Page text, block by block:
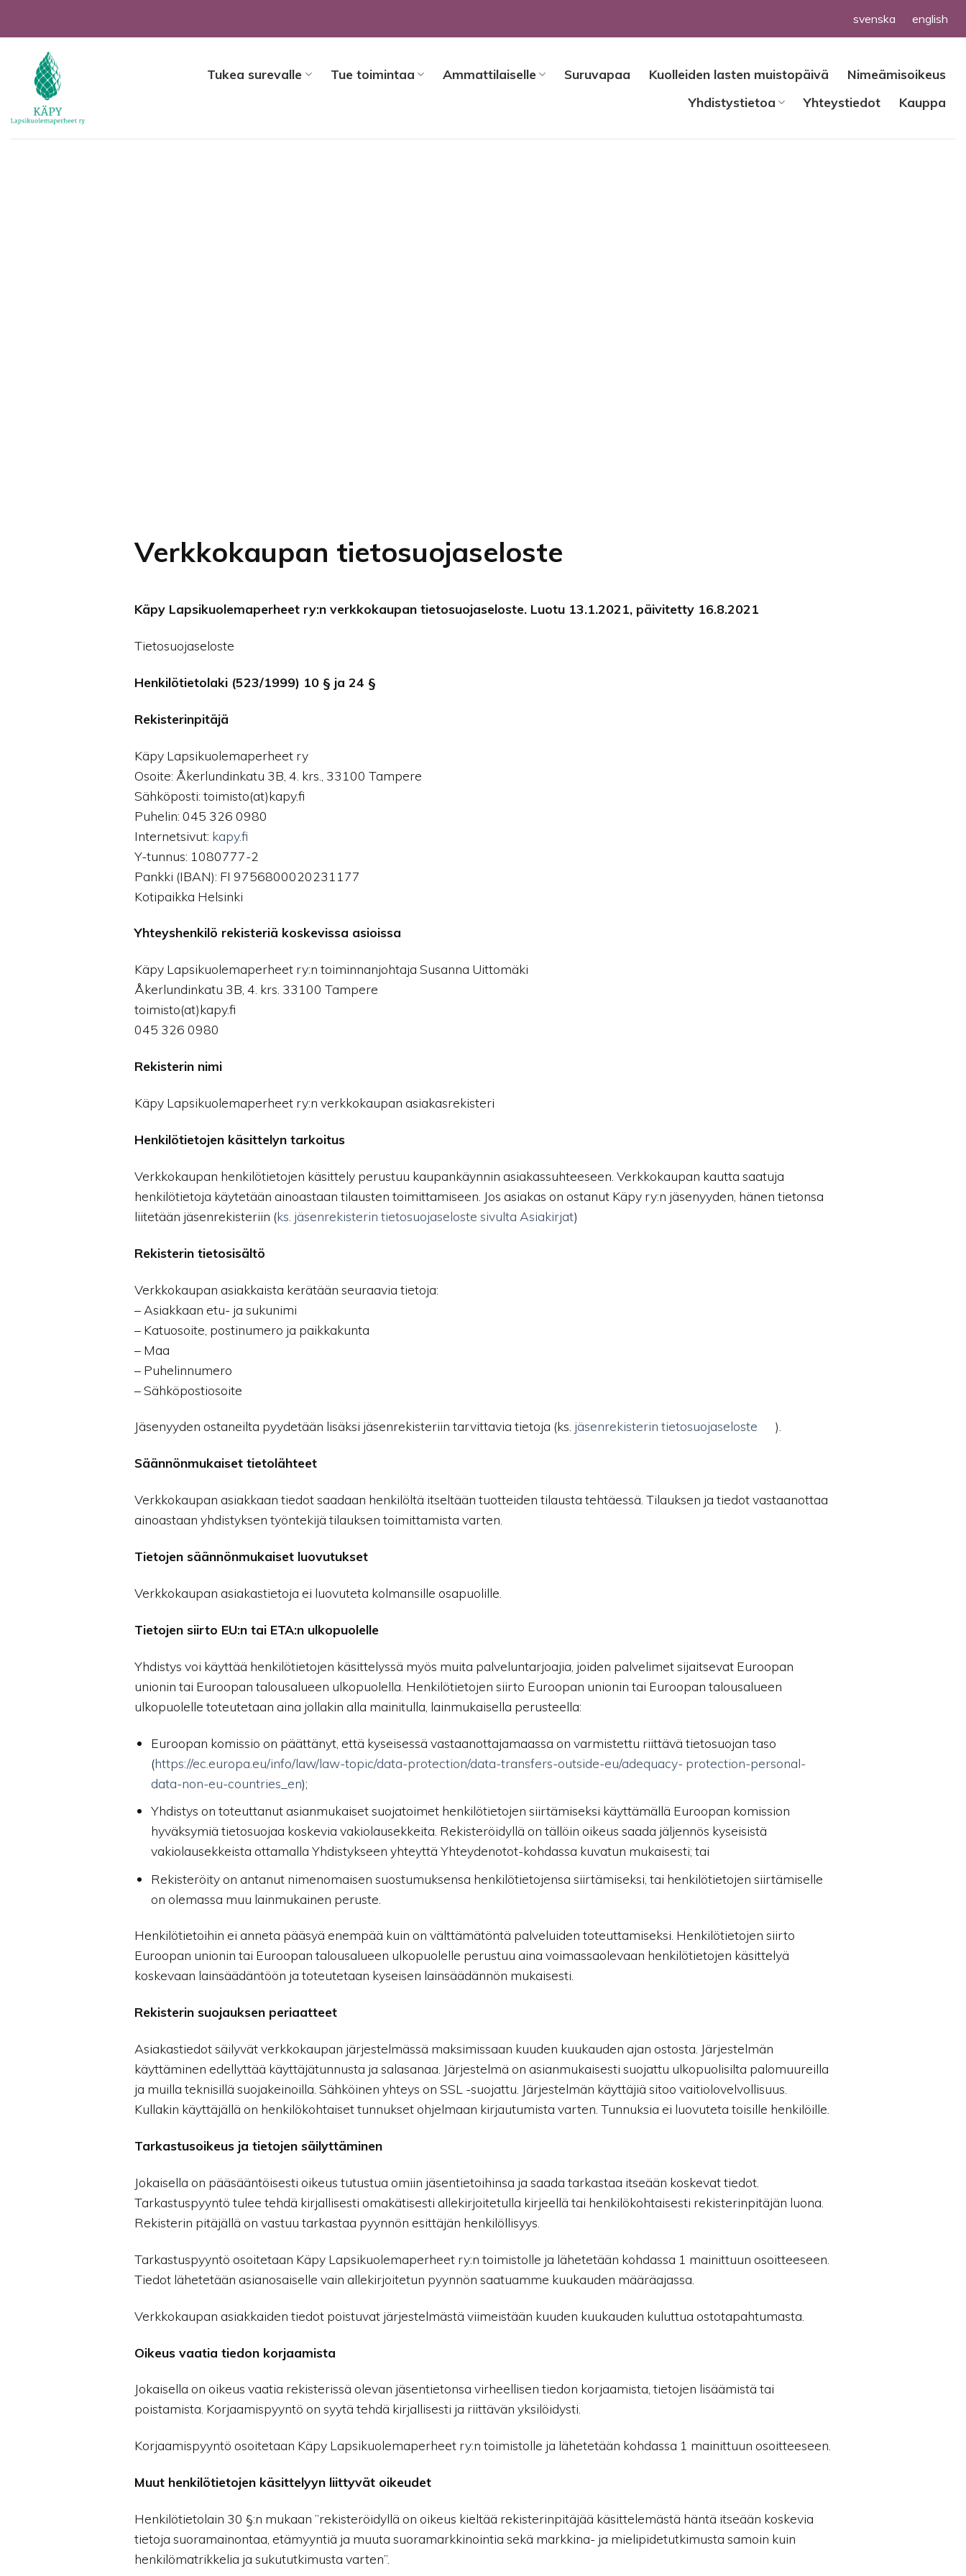
svenska english
Tukea surevalle Tue toimintaa Ammattilaiselle Suruvapaa Kuolleiden lasten muistopäivä
Nimeämisoikeus
Yhdistystietoa
Yhteystiedot Kauppa
Verkkokaupan tietosuojaseloste
Käpy Lapsikuolemaperheet ry:n verkkokaupan tietosuojaseloste. Luotu 13.1.2021, päivitetty 16.8.2021
Tietosuojaseloste
Henkilötietolaki (523/1999) 10 § ja 24 §
Rekisterinpitäjä
Käpy Lapsikuolemaperheet ry
Osoite: Åkerlundinkatu 3B, 4. krs., 33100 Tampere
Sähköposti: toimisto(at)kapy.fi
Puhelin: 045 326 0980
Internetsivut: kapy.fi
Y-tunnus: 1080777-2
Pankki (IBAN): FI 9756800020231177
Kotipaikka Helsinki
Yhteyshenkilö rekisteriä koskevissa asioissa
Käpy Lapsikuolemaperheet ry:n toiminnanjohtaja Susanna Uittomäki
Åkerlundinkatu 3B, 4. krs. 33100 Tampere
toimisto(at)kapy.fi
045 326 0980
Rekisterin nimi
Käpy Lapsikuolemaperheet ry:n verkkokaupan asiakasrekisteri
Henkilötietojen käsittelyn tarkoitus
Verkkokaupan henkilötietojen käsittely perustuu kaupankäynnin asiakassuhteeseen. Verkkokaupan kautta saatuja
henkilötietoja käytetään ainoastaan tilausten toimittamiseen. Jos asiakas on ostanut Käpy ry:n jäsenyyden, hänen tietonsa
liitetään jäsenrekisteriin (ks. jäsenrekisterin tietosuojaseloste sivulta Asiakirjat)
Rekisterin tietosisältö
Verkkokaupan asiakkaista kerätään seuraavia tietoja:
– Asiakkaan etu- ja sukunimi
– Katuosoite, postinumero ja paikkakunta
– Maa
– Puhelinnumero
– Sähköpostiosoite
Jäsenyyden ostaneilta pyydetään lisäksi jäsenrekisteriin tarvittavia tietoja (ks. jäsenrekisterin tietosuojaseloste ).
Säännönmukaiset tietolähteet
Verkkokaupan asiakkaan tiedot saadaan henkilöltä itseltään tuotteiden tilausta tehtäessä. Tilauksen ja tiedot vastaanottaa
ainoastaan yhdistyksen työntekijä tilauksen toimittamista varten.
Tietojen säännönmukaiset luovutukset
Verkkokaupan asiakastietoja ei luovuteta kolmansille osapuolille.
Tietojen siirto EU:n tai ETA:n ulkopuolelle
Yhdistys voi käyttää henkilötietojen käsittelyssä myös muita palveluntarjoajia, joiden palvelimet sijaitsevat Euroopan
unionin tai Euroopan talousalueen ulkopuolella. Henkilötietojen siirto Euroopan unionin tai Euroopan talousalueen
ulkopuolelle toteutetaan aina jollakin alla mainitulla, lainmukaisella perusteella:
Euroopan komissio on päättänyt, että kyseisessä vastaanottajamaassa on varmistettu riittävä tietosuojan taso
(https://ec.europa.eu/info/law/law-topic/data-protection/data-transfers-outside-eu/adequacy-protection-personal-
data-non-eu-countries_en);
Yhdistys on toteuttanut asianmukaiset suojatoimet henkilötietojen siirtämiseksi käyttämällä Euroopan komission
hyväksymiä tietosuojaa koskevia vakiolausekkeita. Rekisteröidyllä on tällöin oikeus saada jäljennös kyseisistä
vakiolausekkeista ottamalla Yhdistykseen yhteyttä Yhteydenotot-kohdassa kuvatun mukaisesti; tai
Rekisteröity on antanut nimenomaisen suostumuksensa henkilötietojensa siirtämiseksi, tai henkilötietojen siirtämiselle
on olemassa muu lainmukainen peruste.
Henkilötietoihin ei anneta pääsyä enempää kuin on välttämätöntä palveluiden toteuttamiseksi. Henkilötietojen siirto
Euroopan unionin tai Euroopan talousalueen ulkopuolelle perustuu aina voimassaolevaan henkilötietojen käsittelyä
koskevaan lainsäädäntöön ja toteutetaan kyseisen lainsäädännön mukaisesti.
Rekisterin suojauksen periaatteet
Asiakastiedot säilyvät verkkokaupan järjestelmässä maksimissaan kuuden kuukauden ajan ostosta. Järjestelmän
käyttäminen edellyttää käyttäjätunnusta ja salasanaa. Järjestelmä on asianmukaisesti suojattu ulkopuolisilta palomuureilla
ja muilla teknisillä suojakeinoilla. Sähköinen yhteys on SSL -suojattu. Järjestelmän käyttäjiä sitoo vaitiolovelvollisuus.
Kullakin käyttäjällä on henkilökohtaiset tunnukset ohjelmaan kirjautumista varten. Tunnuksia ei luovuteta toisille henkilöille.
Tarkastusoikeus ja tietojen säilyttäminen
Jokaisella on pääsääntöisesti oikeus tutustua omiin jäsentietoihinsa ja saada tarkastaa itseään koskevat tiedot.
Tarkastuspyyntö tulee tehdä kirjallisesti omakätisesti allekirjoitetulla kirjeellä tai henkilökohtaisesti rekisterinpitäjän luona.
Rekisterin pitäjällä on vastuu tarkastaa pyynnön esittäjän henkilöllisyys.
Tarkastuspyyntö osoitetaan Käpy Lapsikuolemaperheet ry:n toimistolle ja lähetetään kohdassa 1 mainittuun osoitteeseen.
Tiedot lähetetään asianosaiselle vain allekirjoitetun pyynnön saatuamme kuukauden määräajassa.
Verkkokaupan asiakkaiden tiedot poistuvat järjestelmästä viimeistään kuuden kuukauden kuluttua ostotapahtumasta.
Oikeus vaatia tiedon korjaamista
Jokaisella on oikeus vaatia rekisterissä olevan jäsentietonsa virheellisen tiedon korjaamista, tietojen lisäämistä tai
poistamista. Korjaamispyyntö on syytä tehdä kirjallisesti ja riittävän yksilöidysti.
Korjaamispyyntö osoitetaan Käpy Lapsikuolemaperheet ry:n toimistolle ja lähetetään kohdassa 1 mainittuun osoitteeseen.
Muut henkilötietojen käsittelyyn liittyvät oikeudet
Henkilötietolain 30 §:n mukaan ”rekisteröidyllä on oikeus kieltää rekisterinpitäjää käsittelemästä häntä itseään koskevia
tietoja suoramainontaa, etämyyntiä ja muuta suoramarkkinointia sekä markkina- ja mielipidetutkimusta samoin kuin
henkilömatrikkelia ja sukututkimusta varten”.